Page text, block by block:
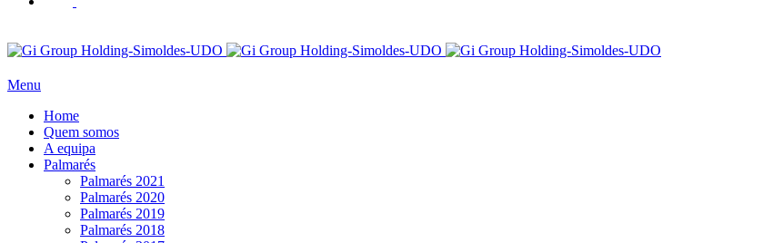
Menu
Home
Quem somos
A equipa
Palmarés
Palmarés 2021
Palmarés 2020
Palmarés 2019
Palmarés 2018